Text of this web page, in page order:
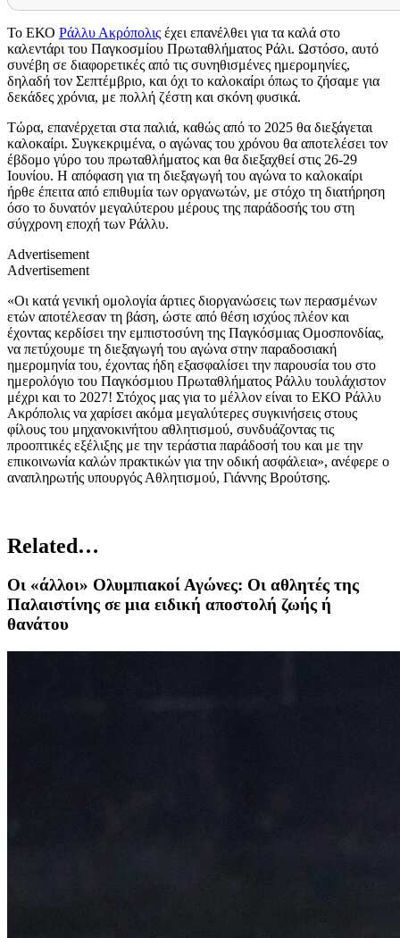
Το ΕΚΟ Ράλλυ Ακρόπολις έχει επανέλθει για τα καλά στο
καλεντάρι του Παγκοσμίου Πρωταθλήματος Ράλι. Ωστόσο, αυτό
συνέβη σε διαφορετικές από τις συνηθισμένες ημερομηνίες,
δηλαδή τον Σεπτέμβριο, και όχι το καλοκαίρι όπως το ζήσαμε για
δεκάδες χρόνια, με πολλή ζέστη και σκόνη φυσικά.
Τώρα, επανέρχεται στα παλιά, καθώς από το 2025 θα διεξάγεται
καλοκαίρι. Συγκεκριμένα, ο αγώνας του χρόνου θα αποτελέσει τον
έβδομο γύρο του πρωταθλήματος και θα διεξαχθεί στις 26-29
Ιουνίου. Η απόφαση για τη διεξαγωγή του αγώνα το καλοκαίρι
ήρθε έπειτα από επιθυμία των οργανωτών, με στόχο τη διατήρηση
όσο το δυνατόν μεγαλύτερου μέρους της παράδοσής του στη
σύγχρονη εποχή των Ράλλυ.
Advertisement
Advertisement
«Οι κατά γενική ομολογία άρτιες διοργανώσεις των περασμένων
ετών αποτέλεσαν τη βάση, ώστε από θέση ισχύος πλέον και
έχοντας κερδίσει την εμπιστοσύνη της Παγκόσμιας Ομοσπονδίας,
να πετύχουμε τη διεξαγωγή του αγώνα στην παραδοσιακή
ημερομηνία του, έχοντας ήδη εξασφαλίσει την παρουσία του στο
ημερολόγιο του Παγκόσμιου Πρωταθλήματος Ράλλυ τουλάχιστον
μέχρι και το 2027! Στόχος μας για το μέλλον είναι το ΕΚΟ Ράλλυ
Ακρόπολις να χαρίσει ακόμα μεγαλύτερες συγκινήσεις στους
φίλους του μηχανοκινήτου αθλητισμού, συνδυάζοντας τις
προοπτικές εξέλιξης με την τεράστια παράδοσή του και με την
επικοινωνία καλών πρακτικών για την οδική ασφάλεια», ανέφερε ο
αναπληρωτής υπουργός Αθλητισμού, Γιάννης Βρούτσης.
Related…
Οι «άλλοι» Ολυμπιακοί Αγώνες: Οι αθλητές της
Παλαιστίνης σε μια ειδική αποστολή ζωής ή
θανάτου